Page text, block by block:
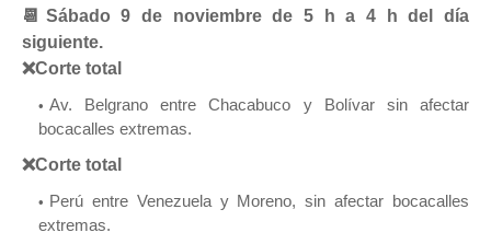
📆Sábado 9 de noviembre de 5 h a 4 h del día
siguiente.
❌Corte total
Av. Belgrano entre Chacabuco y Bolívar sin afectar
bocacalles extremas.
❌Corte total
Perú entre Venezuela y Moreno, sin afectar bocacalles
extremas.